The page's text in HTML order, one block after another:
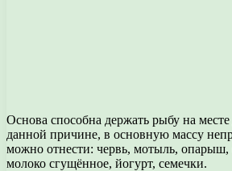
Основа способна держать рыбу на месте
данной причине, в основную массу
можно отнести: червь, мотыль, опарыш,
молоко сгущённое, йогурт, семечки.